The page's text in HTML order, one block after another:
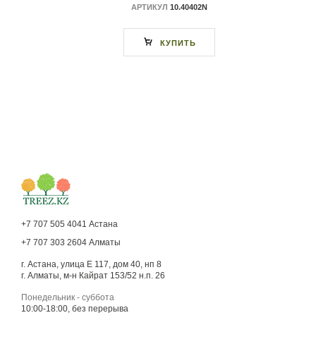
АРТИКУЛ 10.40402N
КУПИТЬ
+7 707 505 4041 Астана
+7 707 303 2604 Алматы
г. Астана, улица Е 117, дом 40, нп 8
г. Алматы, м-н Кайрат 153/52 н.п. 26
Понедельник - суббота
10:00-18:00, без перерыва